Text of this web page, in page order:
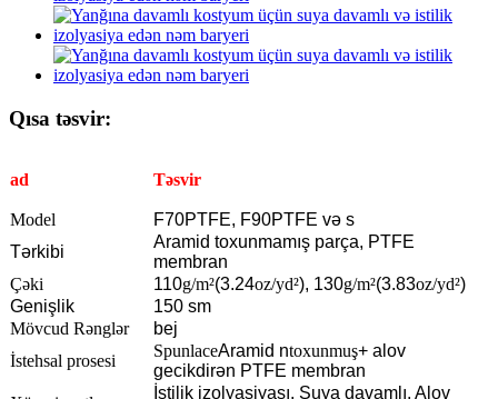
Qısa təsvir:
ad Təsvir
Model
F70PTFE, F90PTFE və s
Tərkibi
Aramid toxunmamış parça, PTFE
membran
Çəki
110g/m²(3.24oz/yd²), 130g/m²(3.83oz/yd²)
Genişlik
150 sm
Mövcud Rənglər
bej
İstehsal prosesi
SpunlaceAramid ntoxunmuş+ alov
gecikdirən PTFE membran
İstilik izolyasiyası, Suya davamlı, Alov